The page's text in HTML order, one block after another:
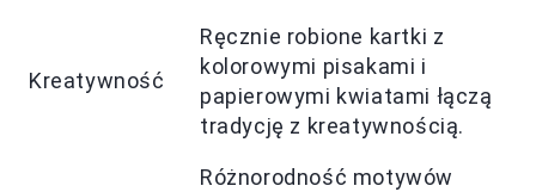
Kreatywność
Ręcznie robione kartki z
kolorowymi pisakami i
papierowymi kwiatami łączą
tradycję z kreatywnością.
Różnorodność motywów